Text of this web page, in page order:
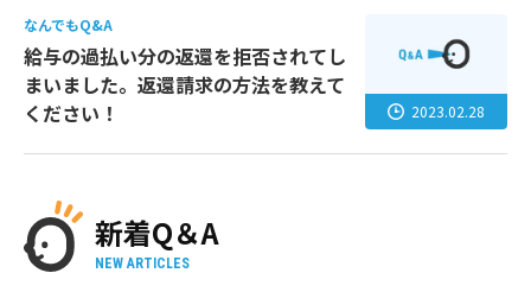
なんでもQ&A
給与の過払い分の返還を拒否されてし
まいました。返還請求の方法を教えて
ください！
2023.02.28
新着Q＆A
NEW ARTICLES